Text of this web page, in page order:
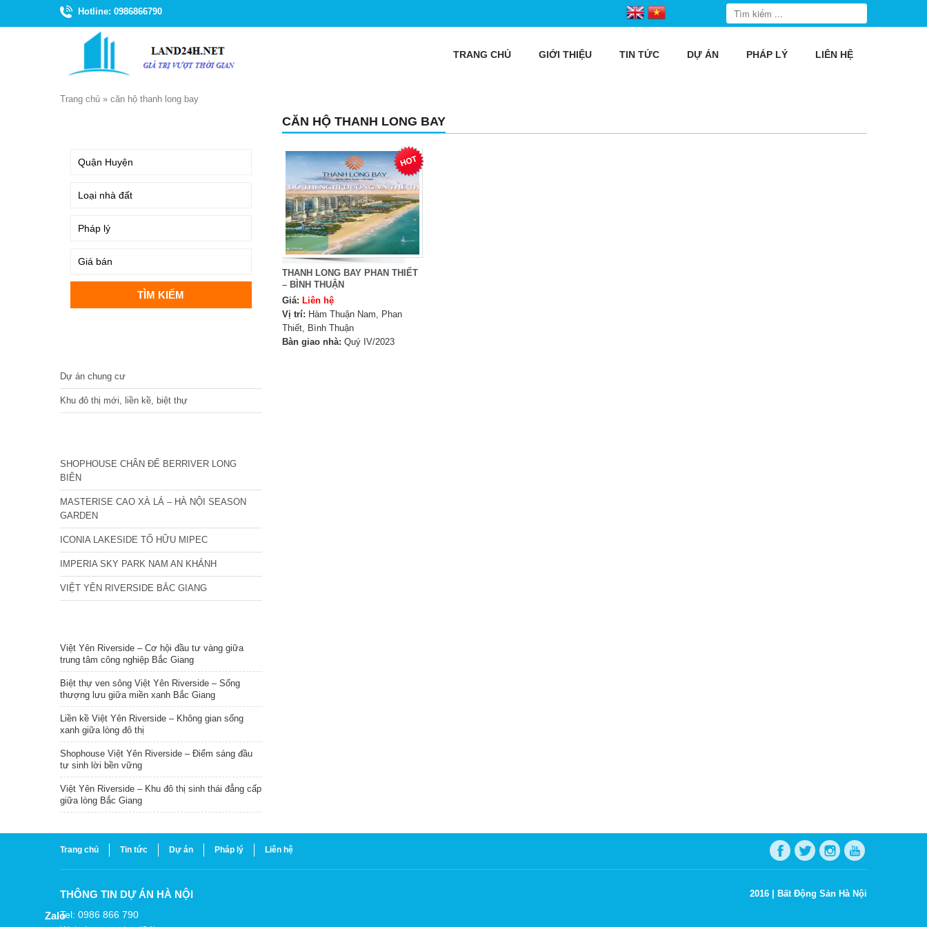
Hotline: 0986866790
TRANG CHỦ GIỚI THIỆU TIN TỨC DỰ ÁN PHÁP LÝ LIÊN HỆ
Trang chủ » căn hộ thanh long bay
CĂN HỘ THANH LONG BAY
THANH LONG BAY PHAN THIẾT
– BÌNH THUẬN
Giá: Liên hệ
Vị trí: Hàm Thuận Nam, Phan
Thiết, Bình Thuận
Bàn giao nhà: Quý IV/2023
Dự án chung cư
Khu đô thị mới, liền kề, biệt thự
SHOPHOUSE CHÂN ĐẾ BERRIVER LONG
BIÊN
MASTERISE CAO XÀ LÁ – HÀ NỘI SEASON
GARDEN
ICONIA LAKESIDE TỐ HỮU MIPEC
IMPERIA SKY PARK NAM AN KHÁNH
VIỆT YÊN RIVERSIDE BẮC GIANG
Việt Yên Riverside – Cơ hội đầu tư vàng giữa
trung tâm công nghiệp Bắc Giang
Biệt thự ven sông Việt Yên Riverside – Sống
thượng lưu giữa miền xanh Bắc Giang
Liền kề Việt Yên Riverside – Không gian sống
xanh giữa lòng đô thị
Shophouse Việt Yên Riverside – Điểm sáng đầu
tư sinh lời bền vững
Việt Yên Riverside – Khu đô thị sinh thái đẳng cấp
giữa lòng Bắc Giang
Trang chủ Tin tức Dự án Pháp lý Liên hệ
THÔNG TIN DỰ ÁN HÀ NỘI
Tel: 0986 866 790
2016 | Bất Động Sản Hà Nội
Zalo